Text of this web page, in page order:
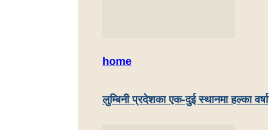
home
लुम्बिनी प्रदेशका एक-दुई स्थानमा हल्का वर्षा